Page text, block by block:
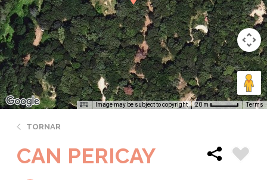
Image may be subject to copyright 20 m Terms
TORNAR
CAN PERICAY